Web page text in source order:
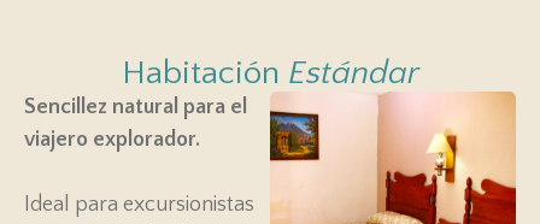
Habitación Estándar
Sencillez natural para el
viajero explorador.
Ideal para excursionistas